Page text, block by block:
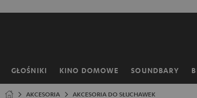
GŁOŚNIKI KINO DOMOWE SOUNDBARY
Strona
AKCESORIA AKCESORIA DO SŁUCHAWEK